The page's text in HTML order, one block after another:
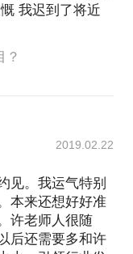
我迟到了将近
？
2019.02.22
见。我运气特别
本来还想好好准
许老师人很随
后还需要多和许